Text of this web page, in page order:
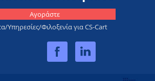
Αγοράστε
Υπηρεσίες/Φιλοξενία για CS-Cart